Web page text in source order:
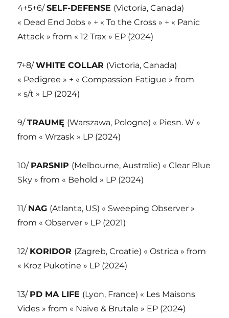
4+5+6/SELF-DEFENSE (Victoria, Canada)
« Dead End Jobs » + « To the Cross » + « Panic
Attack » from « 12 Trax » EP (2024)
7+8/WHITE COLLAR (Victoria, Canada)
« Pedigree » + « Compassion Fatigue » from
« s/t » LP (2024)
9/TRAUMĘ (Warszawa, Pologne) « Piesn. W »
from « Wrzask » LP (2024)
10/ PARSNIP (Melbourne, Australie) « Clear Blue
Sky » from « Behold » LP (2024)
11/ NAG (Atlanta, US) « Sweeping Observer »
from « Observer » LP (2021)
12/ KORIDOR (Zagreb, Croatie) « Ostrica » from
« Kroz Pukotine » LP (2024)
13/ PD MA LIFE (Lyon, France) « Les Maisons
Vides » from « Naive & Brutale » EP (2024)